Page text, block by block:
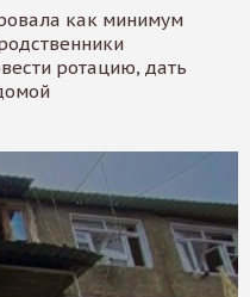
как минимум
ротацию, дать